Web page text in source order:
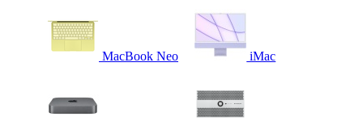
MacBook Neo iMac